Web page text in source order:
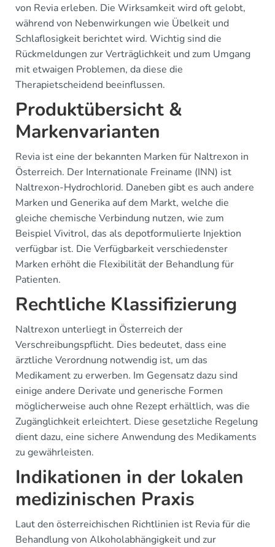
von Revia erleben. Die Wirksamkeit wird oft gelobt,
während von Nebenwirkungen wie Übelkeit und
Schlaflosigkeit berichtet wird. Wichtig sind die
Rückmeldungen zur Verträglichkeit und zum Umgang
mit etwaigen Problemen, da diese die
Therapietscheidend beeinflussen.
Produktübersicht &
Markenvarianten
Revia ist eine der bekannten Marken für Naltrexon in
Österreich. Der Internationale Freiname (INN) ist
Naltrexon-Hydrochlorid. Daneben gibt es auch andere
Marken und Generika auf dem Markt, welche die
gleiche chemische Verbindung nutzen, wie zum
Beispiel Vivitrol, das als depotformulierte Injektion
verfügbar ist. Die Verfügbarkeit verschiedenster
Marken erhöht die Flexibilität der Behandlung für
Patienten.
Rechtliche Klassifizierung
Naltrexon unterliegt in Österreich der
Verschreibungspflicht. Dies bedeutet, dass eine
ärztliche Verordnung notwendig ist, um das
Medikament zu erwerben. Im Gegensatz dazu sind
einige andere Derivate und generische Formen
möglicherweise auch ohne Rezept erhältlich, was die
Zugänglichkeit erleichtert. Diese gesetzliche Regelung
dient dazu, eine sichere Anwendung des Medikaments
zu gewährleisten.
Indikationen in der lokalen
medizinischen Praxis
Laut den österreichischen Richtlinien ist Revia für die
Behandlung von Alkoholabhängigkeit und zur